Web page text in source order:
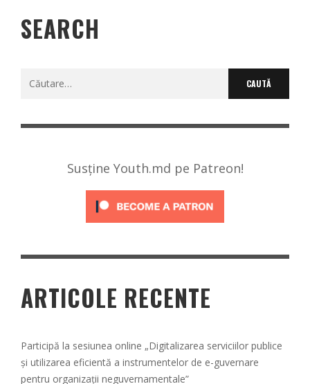
SEARCH
Caută
Susține Youth.md pe Patreon!
ARTICOLE RECENTE
Participă la sesiunea online „Digitalizarea serviciilor publice
și utilizarea eficientă a instrumentelor de e-guvernare
pentru organizații neguvernamentale”